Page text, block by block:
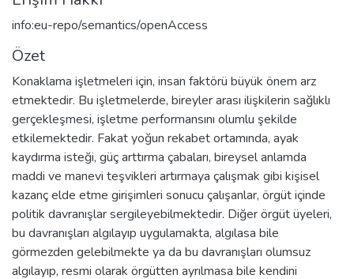
info:eu-repo/semantics/openAccess
Özet
Konaklama işletmeleri için, insan faktörü büyük önem arz
etmektedir. Bu işletmelerde, bireyler arası ilişkilerin sağlıklı
gerçekleşmesi, işletme performansını olumlu şekilde
etkilemektedir. Fakat yoğun rekabet ortamında, ayak
kaydırma isteği, güç arttırma çabaları, bireysel anlamda
maddi ve manevi teşvikleri artırmaya çalışmak gibi kişisel
kazanç elde etme girişimleri sonucu çalışanlar, örgüt içinde
politik davranışlar sergileyebilmektedir. Diğer örgüt üyeleri,
bu davranışları algılayıp uygulamakta, algılasa bile
görmezden gelebilmekte ya da bu davranışları olumsuz
algılayıp, resmi olarak örgütten ayrılmasa bile kendini